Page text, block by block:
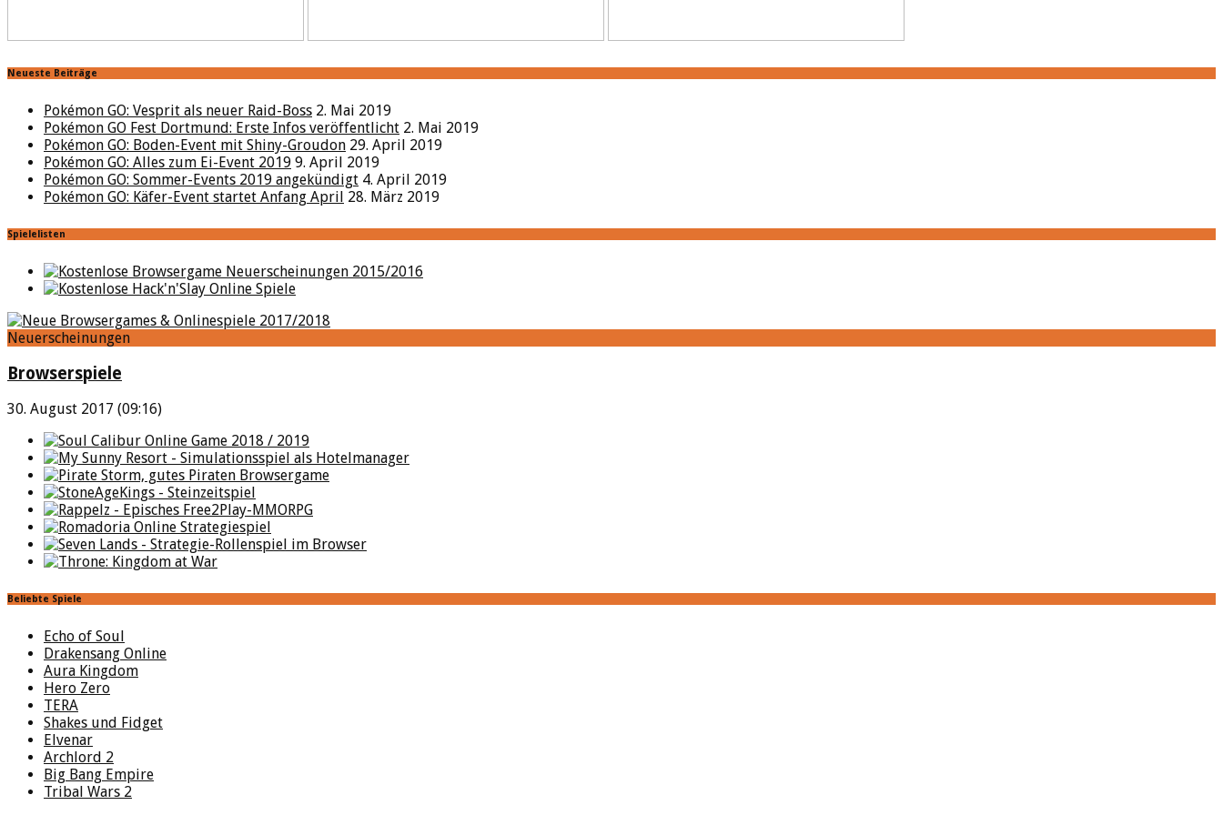
Neueste Beiträge
Pokémon GO: Vesprit als neuer Raid-Boss 2. Mai 2019
Pokémon GO Fest Dortmund: Erste Infos veröffentlicht 2. Mai 2019
Pokémon GO: Boden-Event mit Shiny-Groudon 29. April 2019
Pokémon GO: Alles zum Ei-Event 2019 9. April 2019
Pokémon GO: Sommer-Events 2019 angekündigt 4. April 2019
Pokémon GO: Käfer-Event startet Anfang April 28. März 2019
Spielelisten
Neuerscheinungen
Browserspiele
30. August 2017 (09:16)
Beliebte Spiele
Echo of Soul
Drakensang Online
Aura Kingdom
Hero Zero
TERA
Shakes und Fidget
Elvenar
Archlord 2
Big Bang Empire
Tribal Wars 2